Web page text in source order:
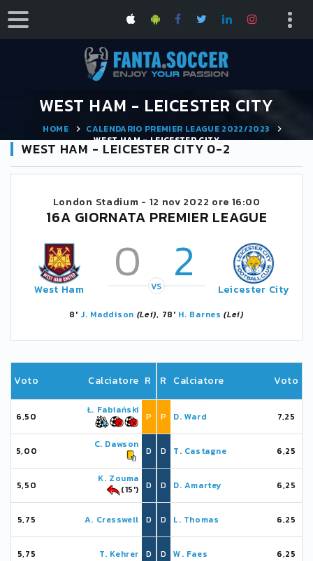
WEST HAM - LEICESTER CITY
HOME
CALENDARIO PREMIER LEAGUE 2022/2023
WEST HAM - LEICESTER CITY
WEST HAM - LEICESTER CITY 0-2
London Stadium - 12 nov 2022 ore 16:00
16A GIORNATA PREMIER LEAGUE
West Ham 0 2
VS Leicester City
8' J. Maddison (Lei), 78' H. Barnes (Lei)
Voto Calciatore R
6,50
Ł. Fabiański
P
5,00
C. Dawson
D
5,50
K. Zouma
(15')
D
5,75 A. Cresswell D
5,75 T. Kehrer D
R Calciatore Voto
P D. Ward 7,25
D T. Castagne 6,25
D D. Amartey 6,25
D L. Thomas 6,25
D W. Faes 6,25